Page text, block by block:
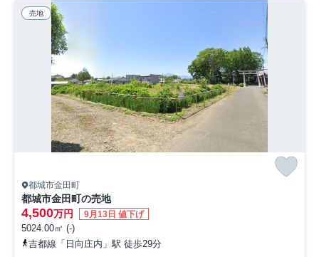
売地
都城市金田町
都城市金田町の売地
4,500万円 9月13日 値下げ
5024.00㎡ (-)
吉都線「日向庄内」駅 徒歩29分